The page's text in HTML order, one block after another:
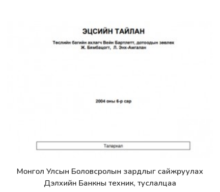
Дэлгэрэнгүй
Монгол Улсын Боловсролын зардлыг сайжруулах
Дэлхийн Банкны техник, туслалцаа